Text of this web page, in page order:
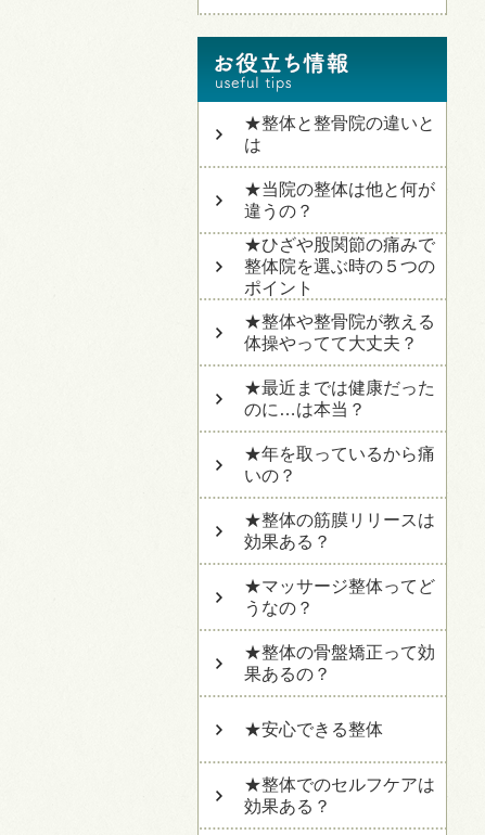
★整体と整骨院の違いと
は
★当院の整体は他と何が
違うの？
★ひざや股関節の痛みで
整体院を選ぶ時の５つの
ポイント
★整体や整骨院が教える
体操やってて大丈夫？
★最近までは健康だった
のに…は本当？
★年を取っているから痛
いの？
★整体の筋膜リリースは
効果ある？
★マッサージ整体ってど
うなの？
★整体の骨盤矯正って効
果あるの？
★安心できる整体
★整体でのセルフケアは
効果ある？